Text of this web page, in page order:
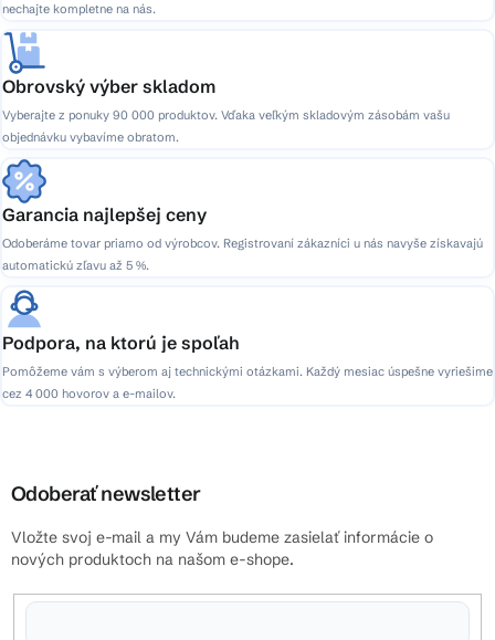
nechajte kompletne na nás.
Obrovský výber skladom
Vyberajte z ponuky 90 000 produktov. Vďaka veľkým skladovým zásobám vašu
objednávku vybavíme obratom.
Garancia najlepšej ceny
Odoberáme tovar priamo od výrobcov. Registrovaní zákazníci u nás navyše získavajú
automatickú zľavu až 5 %.
Podpora, na ktorú je spoľah
Pomôžeme vám s výberom aj technickými otázkami. Každý mesiac úspešne vyriešime
cez 4 000 hovorov a e-mailov.
Odoberať newsletter
Vložte svoj e-mail a my Vám budeme zasielať informácie o
nových produktoch na našom e-shope.